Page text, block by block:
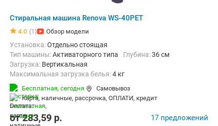
Стиральная машина Renova WS-40PET
4.0 (1) Обзор модели
Установка:Отдельно стоящая
Тип машины:Активаторного типа Глубина:36 см
загрузка: Вертикальная
Максимальная загрузка белья:4 кг
Класс энергопотребления:
Дополнительные функции:
Ширина:60 см
Бесплатная, сегодня
Самовывоз
карта, наличные, рассрочка, ОПЛАТИ, кредит
от283,59 p. 17 предложений